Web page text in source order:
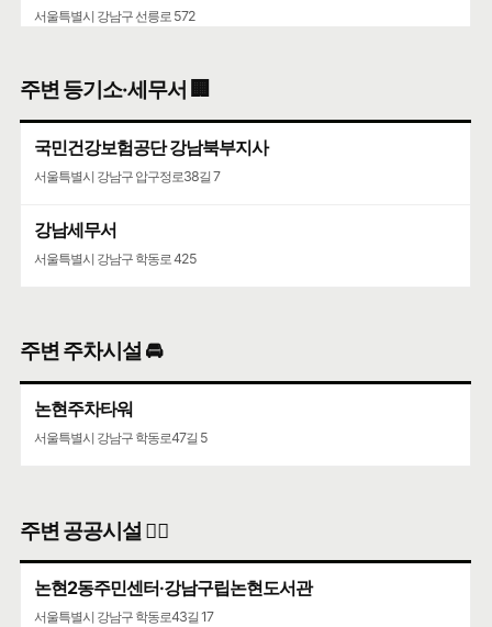
서울특별시 강남구 선릉로 572
서울특별시 강남구 도산대로 507
코엑스
서울특별시 강남구 영동대로 513
주변 등기소·세무서 🏢
국민건강보험공단 강남북부지사
서울특별시 강남구 압구정로38길 7
강남세무서
서울특별시 강남구 학동로 425
주변 주차시설 🚘
논현주차타워
서울특별시 강남구 학동로47길 5
주변 공공시설 👨‍✈️
논현2동주민센터·강남구립논현도서관
서울특별시 강남구 학동로43길 17